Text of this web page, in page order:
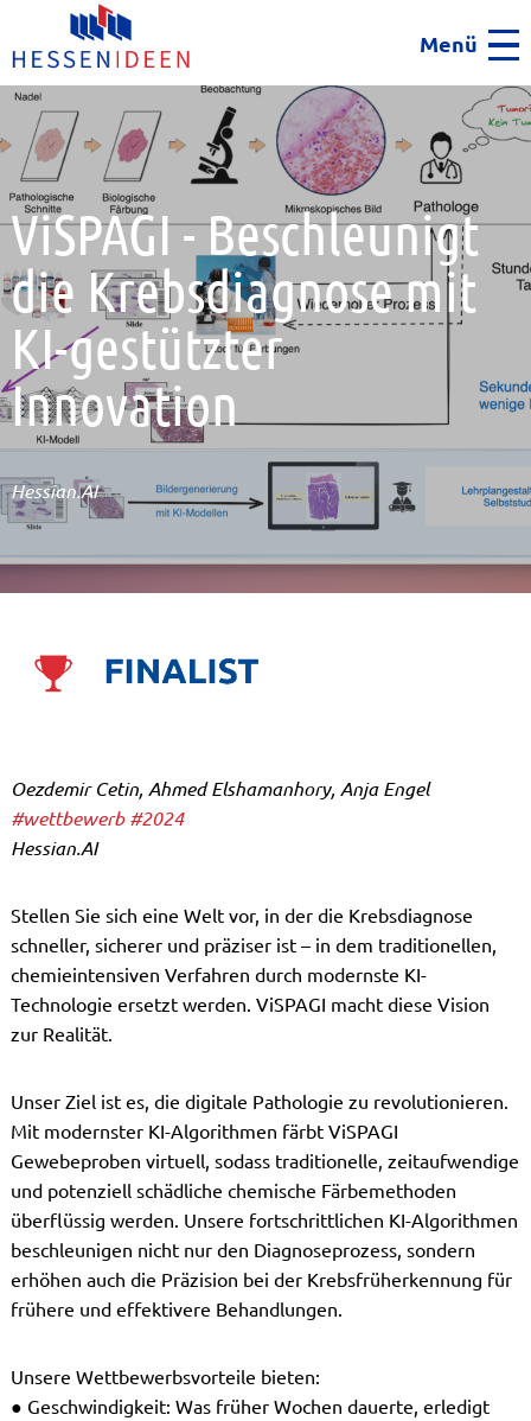
Menü
ViSPAGI - Beschleunigt
die Krebsdiagnose mit
KI-gestützter
Innovation
Hessian.AI
Oezdemir Cetin, Ahmed Elshamanhory, Anja Engel
#wettbewerb #2024
Hessian.AI
Stellen Sie sich eine Welt vor, in der die Krebsdiagnose
schneller, sicherer und präziser ist – in dem traditionellen,
chemieintensiven Verfahren durch modernste KI-
Technologie ersetzt werden. ViSPAGI macht diese Vision
zur Realität.
Unser Ziel ist es, die digitale Pathologie zu revolutionieren.
Mit modernster KI-Algorithmen färbt ViSPAGI
Gewebeproben virtuell, sodass traditionelle, zeitaufwendige
und potenziell schädliche chemische Färbemethoden
überflüssig werden. Unsere fortschrittlichen KI-Algorithmen
beschleunigen nicht nur den Diagnoseprozess, sondern
erhöhen auch die Präzision bei der Krebsfrüherkennung für
frühere und effektivere Behandlungen.
Unsere Wettbewerbsvorteile bieten:
● Geschwindigkeit: Was früher Wochen dauerte, erledigt